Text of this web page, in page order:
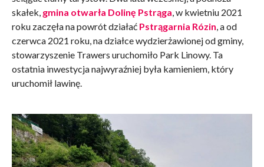
skałek, gmina otwarła Dolinę Pstrąga , w kwietniu 2021
roku zaczęła na powrót działać Pstrągarnia Rózin , a od
czerwca 2021 roku, na działce wydzierżawionej od gminy,
stowarzyszenie Trawers uruchomiło Park Linowy. Ta
ostatnia inwestycja najwyraźniej była kamieniem, który
uruchomił lawinę.